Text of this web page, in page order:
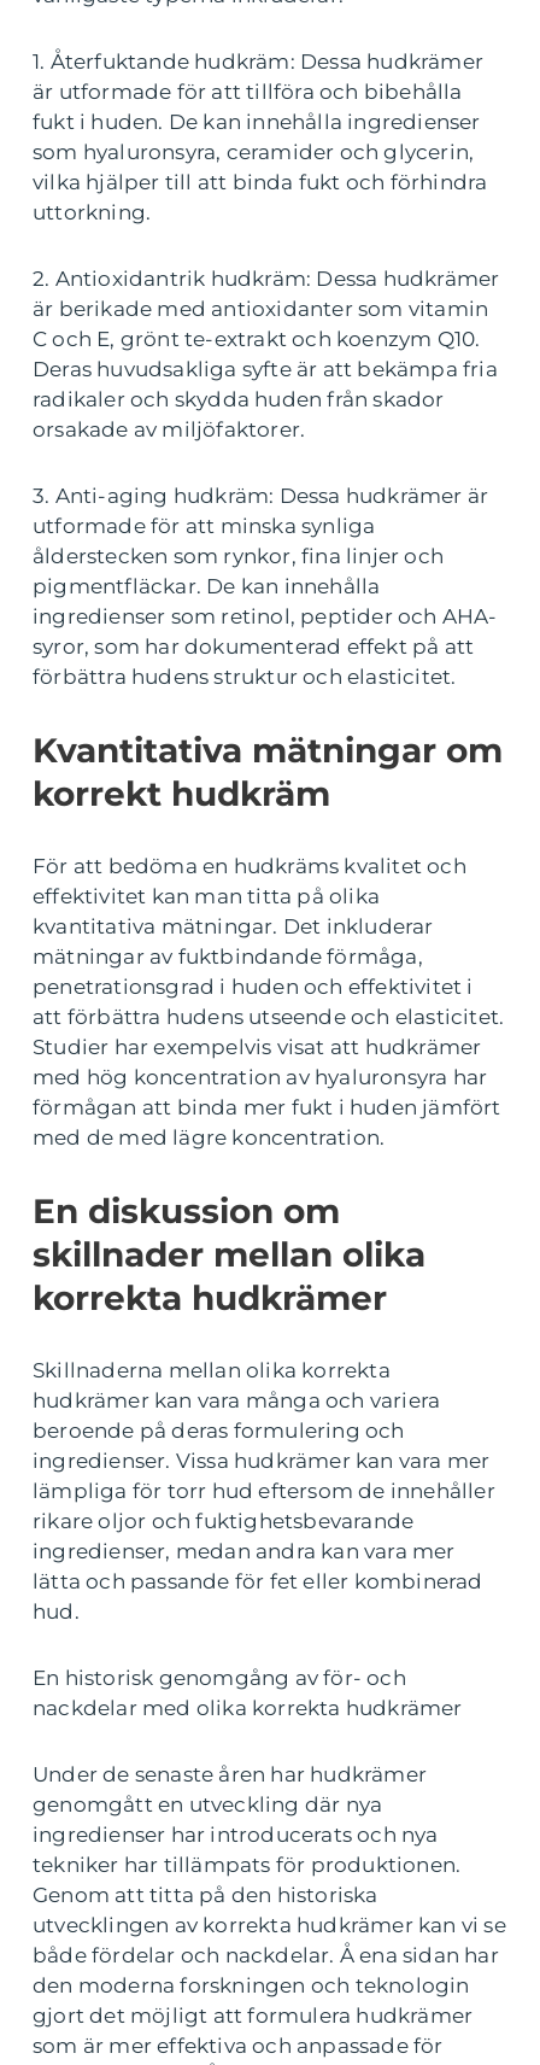
1. Återfuktande hudkräm: Dessa hudkrämer
är utformade för att tillföra och bibehålla
fukt i huden. De kan innehålla ingredienser
som hyaluronsyra, ceramider och glycerin,
vilka hjälper till att binda fukt och förhindra
uttorkning.
2. Antioxidantrik hudkräm: Dessa hudkrämer
är berikade med antioxidanter som vitamin
C och E, grönt te-extrakt och koenzym Q10.
Deras huvudsakliga syfte är att bekämpa fria
radikaler och skydda huden från skador
orsakade av miljöfaktorer.
3. Anti-aging hudkräm: Dessa hudkrämer är
utformade för att minska synliga
ålderstecken som rynkor, fina linjer och
pigmentfläckar. De kan innehålla
ingredienser som retinol, peptider och AHA-
syror, som har dokumenterad effekt på att
förbättra hudens struktur och elasticitet.
Kvantitativa mätningar om
korrekt hudkräm
För att bedöma en hudkräms kvalitet och
effektivitet kan man titta på olika
kvantitativa mätningar. Det inkluderar
mätningar av fuktbindande förmåga,
penetrationsgrad i huden och effektivitet i
att förbättra hudens utseende och elasticitet.
Studier har exempelvis visat att hudkrämer
med hög koncentration av hyaluronsyra har
förmågan att binda mer fukt i huden jämfört
med de med lägre koncentration.
En diskussion om
skillnader mellan olika
korrekta hudkrämer
Skillnaderna mellan olika korrekta
hudkrämer kan vara många och variera
beroende på deras formulering och
ingredienser. Vissa hudkrämer kan vara mer
lämpliga för torr hud eftersom de innehåller
rikare oljor och fuktighetsbevarande
ingredienser, medan andra kan vara mer
lätta och passande för fet eller kombinerad
hud.
En historisk genomgång av för- och
nackdelar med olika korrekta hudkrämer
Under de senaste åren har hudkrämer
genomgått en utveckling där nya
ingredienser har introducerats och nya
tekniker har tillämpats för produktionen.
Genom att titta på den historiska
utvecklingen av korrekta hudkrämer kan vi se
både fördelar och nackdelar. Å ena sidan har
den moderna forskningen och teknologin
gjort det möjligt att formulera hudkrämer
som är mer effektiva och anpassade för